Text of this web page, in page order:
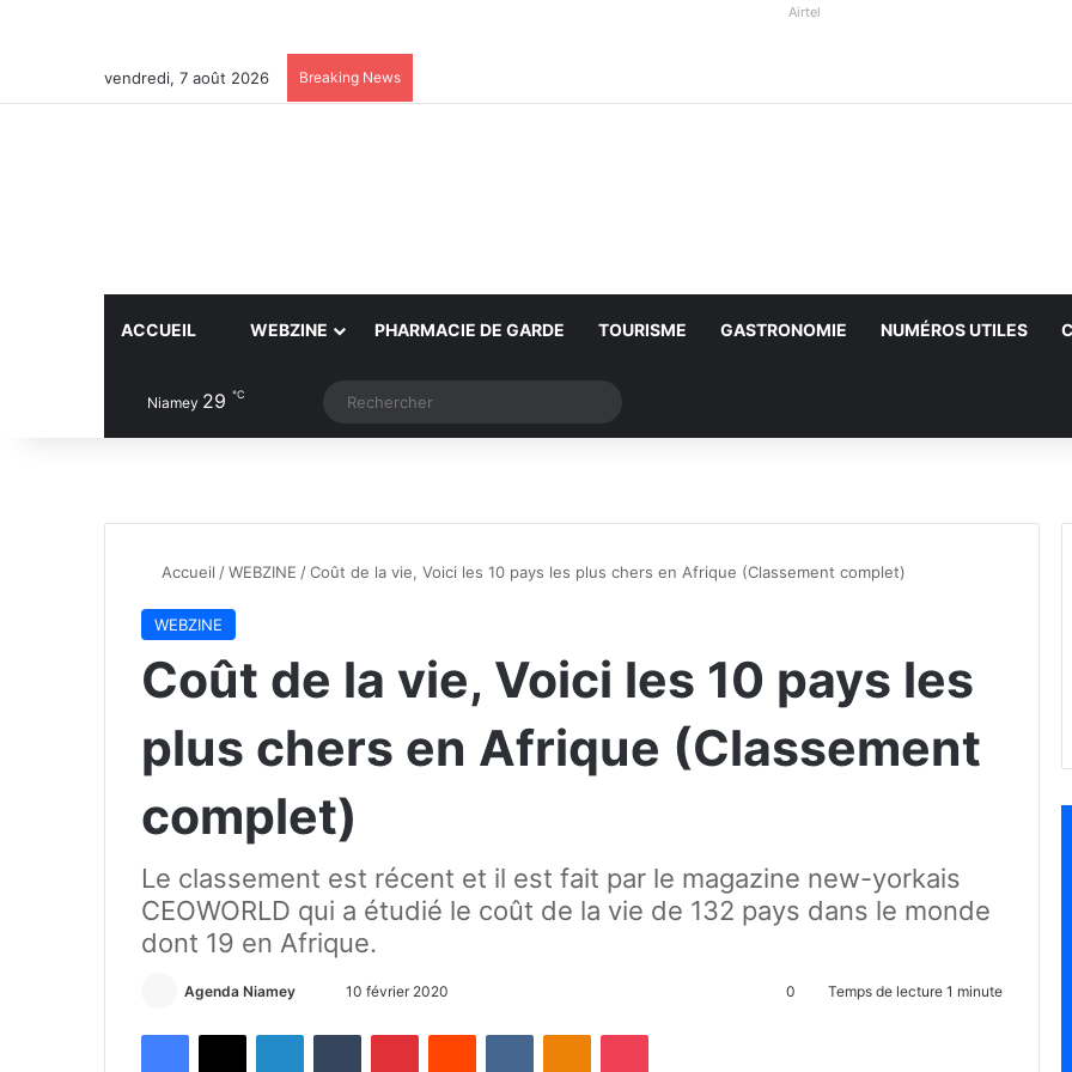
Airtel
vendredi, 7 août 2026 Breaking News
ACCUEIL WEBZINE PHARMACIE DE GARDE TOURISME GASTRONOMIE NUMÉROS UTILES
Niamey 29 ℃ Article Aléatoire
Switch skin
Accueil /WEBZINE /Coût de la vie, Voici les 10 pays les plus chers en Afrique (Classement complet)
WEBZINE
Coût de la vie, Voici les 10 pays les
plus chers en Afrique (Classement
complet)
Le classement est récent et il est fait par le magazine new-yorkais
CEOWORLD qui a étudié le coût de la vie de 132 pays dans le monde
dont 19 en Afrique.
Agenda Niamey 10 février 2020 0 Temps de lecture 1 minute